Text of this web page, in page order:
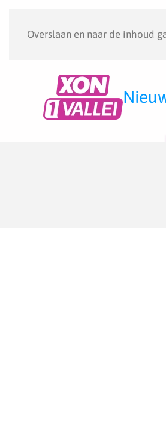
Overslaan en naar de inhoud